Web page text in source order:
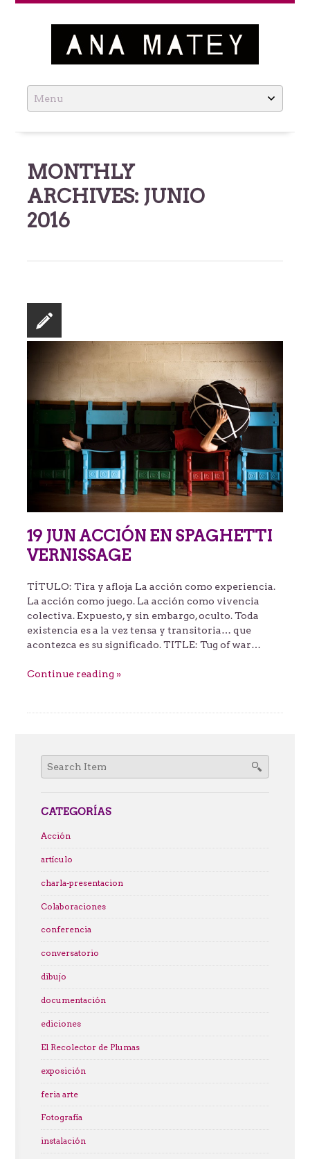
Skip
to
MONTHLY
ARCHIVES: JUNIO
2016
19 JUN ACCIÓN EN SPAGHETTI
VERNISSAGE
TÍTULO: Tira y afloja La acción como experiencia.
La acción como juego. La acción como vivencia
colectiva. Expuesto, y sin embargo, oculto. Toda
existencia es a la vez tensa y transitoria… que
acontezca es su significado. TITLE: Tug of war…
Continue reading »
Search
for:
CATEGORÍAS
Acción
artículo
charla-presentacion
Colaboraciones
conferencia
conversatorio
dibujo
documentación
ediciones
El Recolector de Plumas
exposición
feria arte
Fotografía
instalación